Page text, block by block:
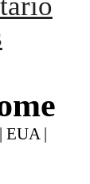
EUA |